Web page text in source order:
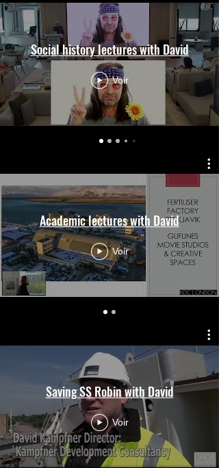
Social history lectures with David
Voir
Academic lectures with David
Voir
Saving SS Robin with David
Voir